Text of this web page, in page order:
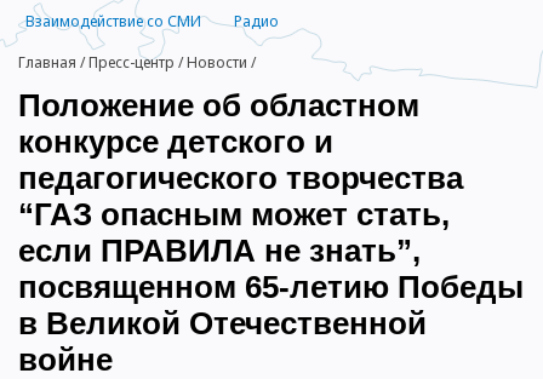
Взаимодействие со СМИ
Радио
Главная /Пресс-центр /Новости /
Положение об областном
конкурсе детского и
педагогического творчества
“ГАЗ опасным может стать,
если ПРАВИЛА не знать”,
посвященном 65-летию Победы
в Великой Отечественной
войне